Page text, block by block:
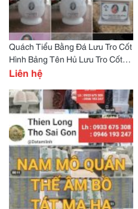
Quách Tiểu Bằng Đá Lưu Tro Cốt
Hình Bảng Tên Hủ Lưu Tro Cốt
Giá Rẻ Giao Hàng Miễn Phí Tận
Liên hệ